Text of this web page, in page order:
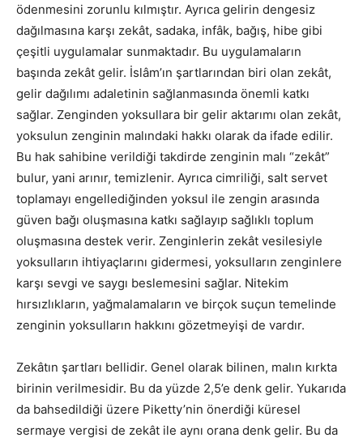
ödenmesini zorunlu kılmıştır. Ayrıca gelirin dengesiz
dağılmasına karşı zekât, sadaka, infâk, bağış, hibe gibi
çeşitli uygulamalar sunmaktadır. Bu uygulamaların
başında zekât gelir. İslâm’ın şartlarından biri olan zekât,
gelir dağılımı adaletinin sağlanmasında önemli katkı
sağlar. Zenginden yoksullara bir gelir aktarımı olan zekât,
yoksulun zenginin malındaki hakkı olarak da ifade edilir.
Bu hak sahibine verildiği takdirde zenginin malı “zekât”
bulur, yani arınır, temizlenir. Ayrıca cimriliği, salt servet
toplamayı engellediğinden yoksul ile zengin arasında
güven bağı oluşmasına katkı sağlayıp sağlıklı toplum
oluşmasına destek verir. Zenginlerin zekât vesilesiyle
yoksulların ihtiyaçlarını gidermesi, yoksulların zenginlere
karşı sevgi ve saygı beslemesini sağlar. Nitekim
hırsızlıkların, yağmalamaların ve birçok suçun temelinde
zenginin yoksulların hakkını gözetmeyişi de vardır.
Zekâtın şartları bellidir. Genel olarak bilinen, malın kırkta
birinin verilmesidir. Bu da yüzde 2,5’e denk gelir. Yukarıda
da bahsedildiği üzere Piketty’nin önerdiği küresel
sermaye vergisi de zekât ile aynı orana denk gelir. Bu da